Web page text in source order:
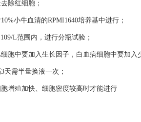
除红细胞；
小牛血清的RPMI1640培养基中进行；
L范围内，进行分瓶试验；
中要加入生长因子，白血病细胞中要加入
需半量换液一次；
殖加快、细胞密度较高时才能进行